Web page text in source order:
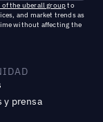
of the uberall groupto
and market trends as
without affecting the
y prensa